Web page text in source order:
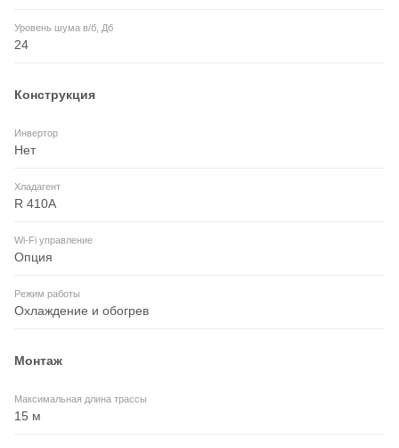
Уровень шума в/б, Дб
24
Конструкция
Инвертор
Нет
Хладагент
R 410A
Wi-Fi управление
Опция
Режим работы
Охлаждение и обогрев
Монтаж
Максимальная длина трассы
15 м